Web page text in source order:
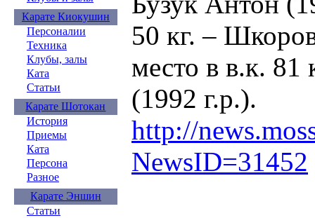
Карате Киокушин
Персоналии
Техника
Клубы, залы
Ката
Статьи
Карате Шотокан
История
Приемы
Ката
Персона
Разное
Карате Эншин
Статьи
50 кг. –
место в в.к.
(1992 г.р.).
http://
NewsID=31452